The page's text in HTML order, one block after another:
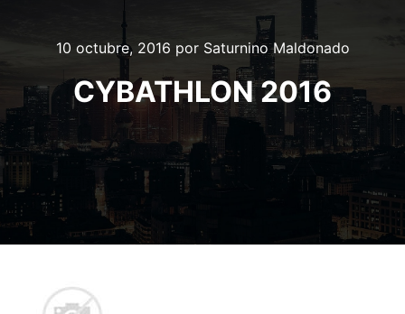
10 octubre, 2016 por Saturnino Maldonado
CYBATHLON 2016